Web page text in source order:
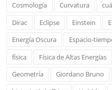
Cosmología
Curvatura
Dirac
Eclipse Einstein
Energía Oscura
Espacio-
física
Física de Altas Energías
Geometría
Giordano Bruno